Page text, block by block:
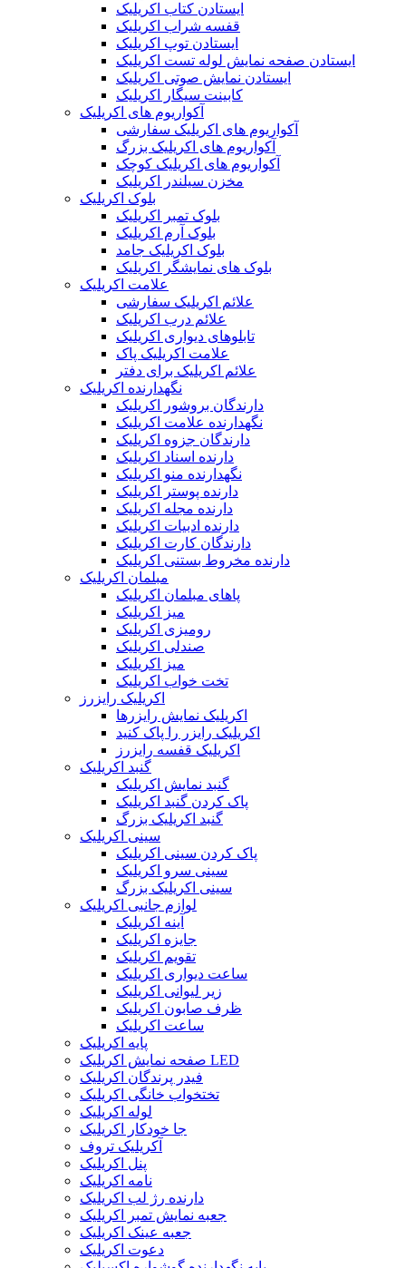
ایستادن کتاب اکریلیک
قفسه شراب اکریلیک
ایستادن توپ اکریلیک
ایستادن صفحه نمایش لوله تست اکریلیک
ایستادن نمایش صوتی اکریلیک
کابینت سیگار اکریلیک
آکواریوم های اکریلیک
آکواریوم های اکریلیک سفارشی
آکواریوم های اکریلیک بزرگ
آکواریوم های اکریلیک کوچک
مخزن سیلندر اکریلیک
بلوک اکریلیک
بلوک تمبر اکریلیک
بلوک آرم اکریلیک
بلوک اکریلیک جامد
بلوک های نمایشگر اکریلیک
علامت اکریلیک
علائم اکریلیک سفارشی
علائم درب اکریلیک
تابلوهای دیواری اکریلیک
علامت اکریلیک پاک
علائم اکریلیک برای دفتر
نگهدارنده اکریلیک
دارندگان بروشور اکریلیک
نگهدارنده علامت اکریلیک
دارندگان جزوه اکریلیک
دارنده اسناد اکریلیک
نگهدارنده منو اکریلیک
دارنده پوستر اکریلیک
دارنده مجله اکریلیک
دارنده ادبیات اکریلیک
دارندگان کارت اکریلیک
دارنده مخروط بستنی اکریلیک
مبلمان اکریلیک
پاهای مبلمان اکریلیک
میز اکریلیک
رومیزی اکریلیک
صندلی اکریلیک
میز اکریلیک
تخت خواب اکریلیک
اکریلیک رایزرز
اکریلیک نمایش رایزرها
اکریلیک رایزر را پاک کنید
اکریلیک قفسه رایزرز
گنبد اکریلیک
گنبد نمایش اکریلیک
پاک کردن گنبد اکریلیک
گنبد اکریلیک بزرگ
سینی اکریلیک
پاک کردن سینی اکریلیک
سینی سرو اکریلیک
سینی اکریلیک بزرگ
لوازم جانبی اکریلیک
آینه اکریلیک
جایزه اکریلیک
تقویم اکریلیک
ساعت دیواری اکریلیک
زیر لیوانی اکریلیک
ظرف صابون اکریلیک
ساعت اکریلیک
پایه اکریلیک
صفحه نمایش اکریلیک LED
فیدر پرندگان اکریلیک
تختخواب خانگی اکریلیک
لوله اکریلیک
جا خودکار اکریلیک
آکریلیک تروف
پنل اکریلیک
نامه اکریلیک
دارنده رژ لب اکریلیک
جعبه نمایش تمبر اکریلیک
جعبه عینک اکریلیک
دعوت اکریلیک